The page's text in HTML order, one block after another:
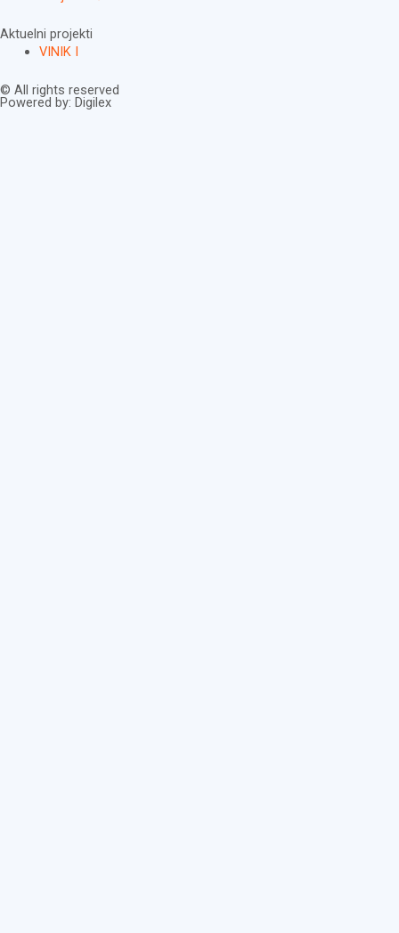
Aktuelni projekti
VINIK I
© All rights reserved
Powered by: Digilex